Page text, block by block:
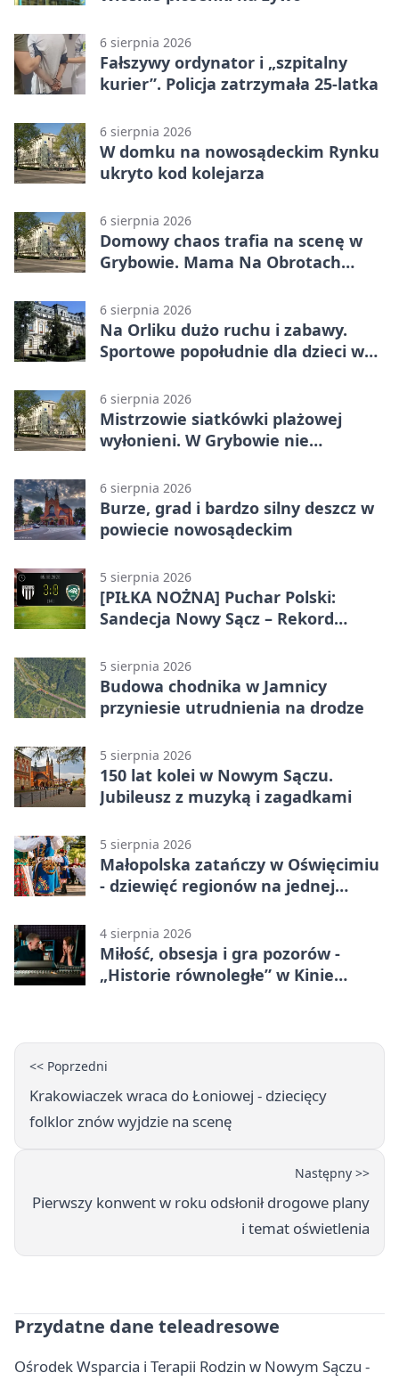
6 sierpnia 2026
Fałszywy ordynator i „szpitalny
kurier”. Policja zatrzymała 25-latka
6 sierpnia 2026
W domku na nowosądeckim Rynku
ukryto kod kolejarza
6 sierpnia 2026
Domowy chaos trafia na scenę w
Grybowie. Mama Na Obrotach
6 sierpnia 2026
Na Orliku dużo ruchu i zabawy.
Sportowe popołudnie dla dzieci w
6 sierpnia 2026
Mistrzowie siatkówki plażowej
wyłonieni. W Grybowie nie
6 sierpnia 2026
Burze, grad i bardzo silny deszcz w
powiecie nowosądeckim
5 sierpnia 2026
[PIŁKA NOŻNA] Puchar Polski:
Sandecja Nowy Sącz – Rekord
5 sierpnia 2026
Budowa chodnika w Jamnicy
przyniesie utrudnienia na drodze
5 sierpnia 2026
150 lat kolei w Nowym Sączu.
Jubileusz z muzyką i zagadkami
5 sierpnia 2026
Małopolska zatańczy w Oświęcimiu
- dziewięć regionów na jednej
4 sierpnia 2026
Miłość, obsesja i gra pozorów -
„Historie równoległe” w Kinie
<< Poprzedni
Krakowiaczek wraca do Łoniowej - dziecięcy
folklor znów wyjdzie na scenę
Następny >>
Pierwszy konwent w roku odsłonił drogowe plany
i temat oświetlenia
Przydatne dane teleadresowe
Ośrodek Wsparcia i Terapii Rodzin w Nowym Sączu -